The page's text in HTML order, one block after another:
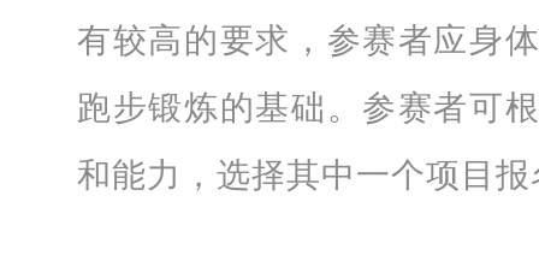
有较高的要求，参赛者应身
跑步锻炼的基础。参赛者可
和能力，选择其中一个项目